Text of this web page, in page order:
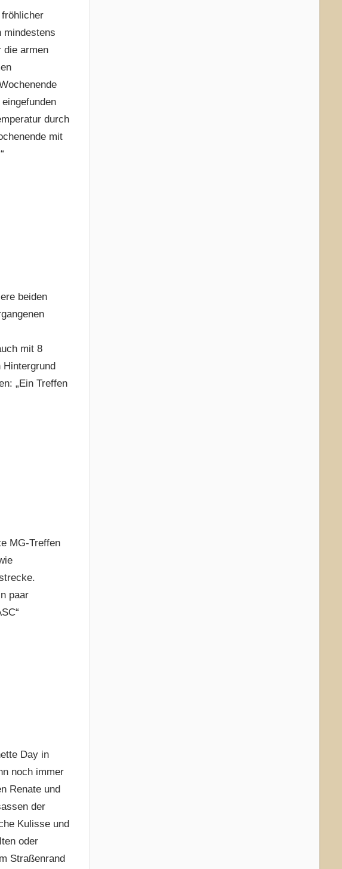
mindestens
die armen
durch
mit
beiden
mit 8
Hintergrund
„Ein Treffen
MG-Treffen
paar
Day in
noch immer
Renate und
der
Kulisse und
oder
Straßenrand